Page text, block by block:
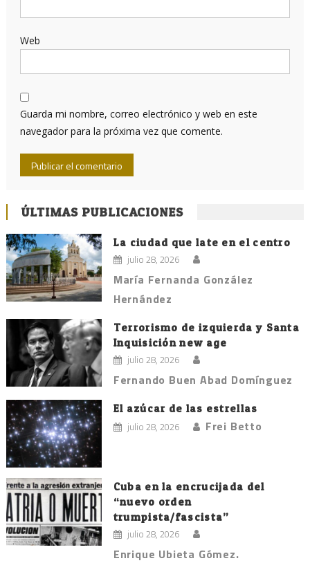
Web
Guarda mi nombre, correo electrónico y web en este
navegador para la próxima vez que comente.
ÚLTIMAS PUBLICACIONES
La ciudad que late en el centro
julio 28, 2026
María Fernanda González
Hernández
Terrorismo de izquierda y Santa
Inquisición new age
julio 28, 2026
Fernando Buen Abad Domínguez
El azúcar de las estrellas
julio 28, 2026 Frei Betto
Cuba en la encrucijada del
“nuevo orden
trumpista/fascista”
julio 28, 2026
Enrique Ubieta Gómez.